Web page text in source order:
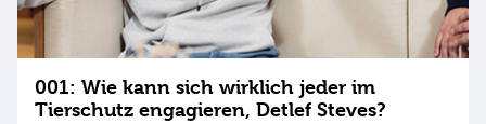
001: Wie kann sich wirklich jeder im
Tierschutz engagieren, Detlef Steves?